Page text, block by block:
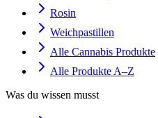
Rosin
Weichpastillen
Alle Cannabis Produkte
Alle Produkte A–Z
Was du wissen musst